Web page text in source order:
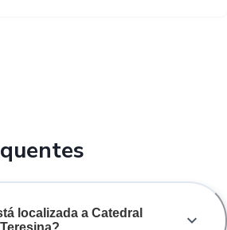
localizada a Catedral